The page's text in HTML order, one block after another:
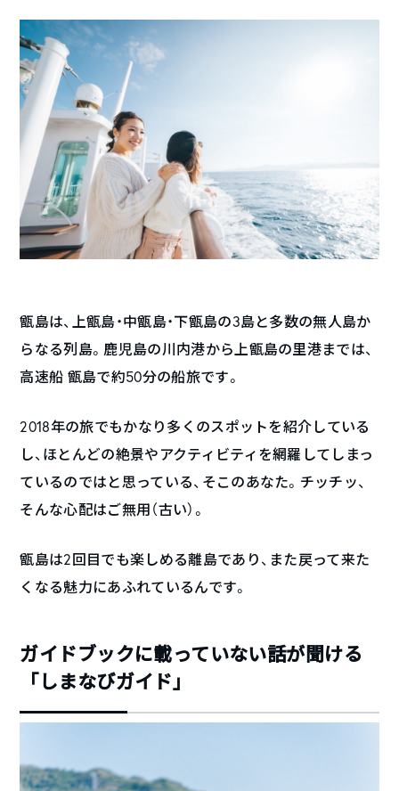
甑島は、上甑島・中甑島・下甑島の3島と多数の無人島か
らなる列島。鹿児島の川内港から上甑島の里港までは、
高速船 甑島で約50分の船旅です。
2018年の旅でもかなり多くのスポットを紹介している
し、ほとんどの絶景やアクティビティを網羅してしまっ
ているのではと思っている、そこのあなた。チッチッ、
そんな心配はご無用（古い）。
甑島は2回目でも楽しめる離島であり、また戻って来た
くなる魅力にあふれているんです。
ガイドブックに載っていない話が聞ける
「しまなびガイド」